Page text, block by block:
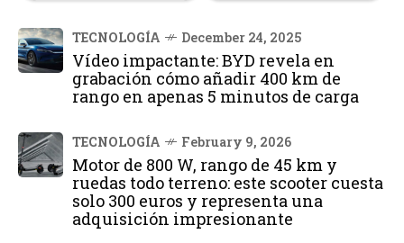
TECNOLOGÍA December 24, 2025
Vídeo impactante: BYD revela en
grabación cómo añadir 400 km de
rango en apenas 5 minutos de carga
TECNOLOGÍA February 9, 2026
Motor de 800 W, rango de 45 km y
ruedas todo terreno: este scooter cuesta
solo 300 euros y representa una
adquisición impresionante